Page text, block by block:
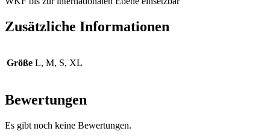
Zusätzliche Informationen
Größe L, M, S, XL
Bewertungen
Es gibt noch keine Bewertungen.